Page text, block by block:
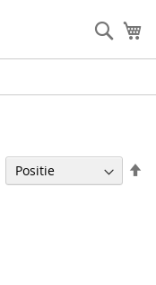
Zoek